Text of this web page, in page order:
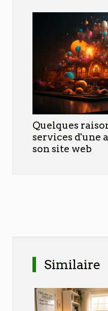
Quelques
services d'une
son site web
Similaire